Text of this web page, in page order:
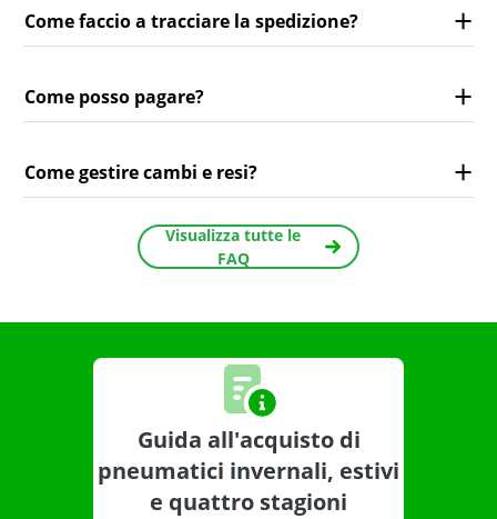
Come faccio a tracciare la spedizione?
Come posso pagare?
Come gestire cambi e resi?
Visualizza tutte le
FAQ
Guida all'acquisto di
pneumatici invernali, estivi
e quattro stagioni